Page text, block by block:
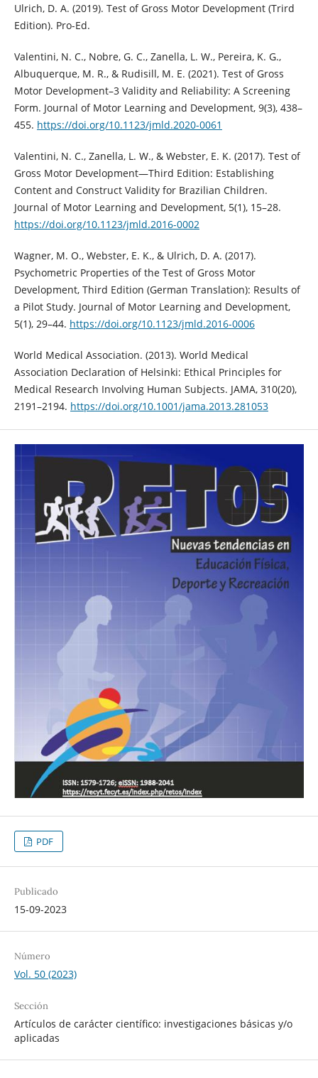
Ulrich, D. A. (2019). Test of Gross Motor Development (Trird
Edition). Pro-Ed.
Valentini, N. C., Nobre, G. C., Zanella, L. W., Pereira, K. G.,
Albuquerque, M. R., & Rudisill, M. E. (2021). Test of Gross
Motor Development–3 Validity and Reliability: A Screening
Form. Journal of Motor Learning and Development, 9(3), 438–
455. https://doi.org/10.1123/jmld.2020-0061
Valentini, N. C., Zanella, L. W., & Webster, E. K. (2017). Test of
Gross Motor Development—Third Edition: Establishing
Content and Construct Validity for Brazilian Children.
Journal of Motor Learning and Development, 5(1), 15–28.
https://doi.org/10.1123/jmld.2016-0002
Wagner, M. O., Webster, E. K., & Ulrich, D. A. (2017).
Psychometric Properties of the Test of Gross Motor
Development, Third Edition (German Translation): Results of
a Pilot Study. Journal of Motor Learning and Development,
5(1), 29–44. https://doi.org/10.1123/jmld.2016-0006
World Medical Association. (2013). World Medical
Association Declaration of Helsinki: Ethical Principles for
Medical Research Involving Human Subjects. JAMA, 310(20),
2191–2194. https://doi.org/10.1001/jama.2013.281053
PDF
Publicado
15-09-2023
Número
Vol. 50 (2023)
Sección
Artículos de carácter científico: investigaciones básicas y/o
aplicadas